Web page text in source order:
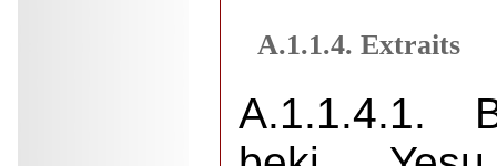
A.1.1.4. Extraits
A.1.1.4.1.